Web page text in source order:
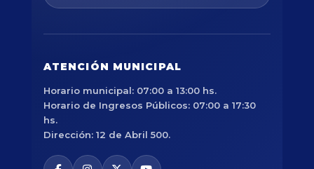
ATENCIÓN MUNICIPAL
Horario municipal: 07:00 a 13:00 hs.
Horario de Ingresos Públicos: 07:00 a 17:30
hs.
Dirección: 12 de Abril 500.